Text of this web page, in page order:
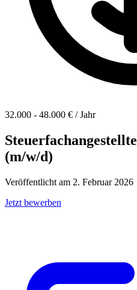
32.000 - 48.000 € / Jahr
(m/w/d)
Veröffentlicht am 2. Februar 2026
Jetzt bewerben